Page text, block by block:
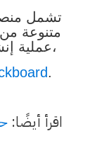
تشمل
متنوعة
عملية إنشاء وتقديم المحتوى التعليمي،
.
اقرأ أيضًا: